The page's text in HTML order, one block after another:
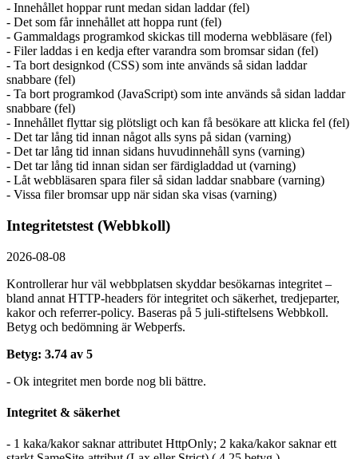
- Innehållet hoppar runt medan sidan laddar (fel)
- Det som får innehållet att hoppa runt (fel)
- Gammaldags programkod skickas till moderna webbläsare (fel)
- Filer laddas i en kedja efter varandra som bromsar sidan (fel)
- Ta bort designkod (CSS) som inte används så sidan laddar
snabbare (fel)
- Ta bort programkod (JavaScript) som inte används så sidan laddar
snabbare (fel)
- Innehållet flyttar sig plötsligt och kan få besökare att klicka fel (fel)
- Det tar lång tid innan något alls syns på sidan (varning)
- Det tar lång tid innan sidans huvudinnehåll syns (varning)
- Det tar lång tid innan sidan ser färdigladdad ut (varning)
- Låt webbläsaren spara filer så sidan laddar snabbare (varning)
- Vissa filer bromsar upp när sidan ska visas (varning)
Integritetstest (Webbkoll)
2026-08-08
Kontrollerar hur väl webbplatsen skyddar besökarnas integritet –
bland annat HTTP-headers för integritet och säkerhet, tredjeparter,
kakor och referrer-policy. Baseras på 5 juli-stiftelsens Webbkoll.
Betyg och bedömning är Webperfs.
Betyg: 3.74 av 5
- Ok integritet men borde nog bli bättre.
Integritet & säkerhet
- 1 kaka/kakor saknar attributet HttpOnly; 2 kaka/kakor saknar ett